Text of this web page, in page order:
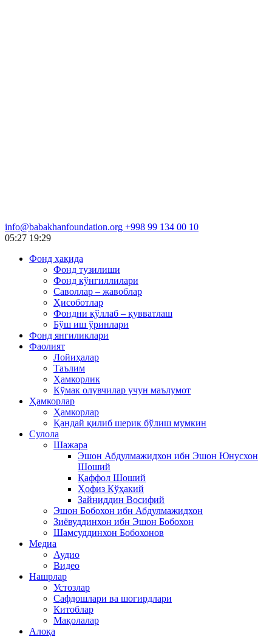
info@babakhanfoundation.org +998 99 134 00 10
05:27 19:29
Фонд ҳақида
Фонд тузилиши
Фонд кўнгиллилари
Саволлар – жавоблар
Ҳисоботлар
Фондни қўллаб – қувватлаш
Бўш иш ўринлари
Фонд янгиликлари
Фаолият
Лойиҳалар
Таълим
Ҳамкорлик
Кўмак олувчилар учун маълумот
Ҳамкорлар
Ҳамкорлар
Қандай қилиб шерик бўлиш мумкин
Сулола
Шажара
Эшон Абдулмажидхон ибн Эшон Юнусхон
Шоший
Қаффол Шоший
Ҳофиз Кўҳакий
Зайниддин Восифий
Эшон Бобохон ибн Абдулмажидхон
Зиёвуддинхон ибн Эшон Бобохон
Шамсуддинхон Бобохонов
Медиа
Аудио
Видео
Нашрлар
Устозлар
Сафдошлари ва шогирдлари
Китоблар
Мақолалар
Алоқа